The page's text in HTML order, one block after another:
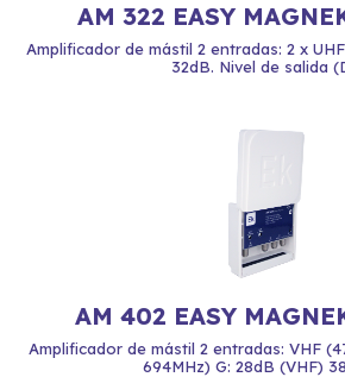
AM 322 EASY
Amplificador de mástil 2 entradas: 2 x
32dB. Nivel de salida
AM 402 EASY
Amplificador de mástil 2 entradas: VHF
694MHz) G: 28dB (VHF)